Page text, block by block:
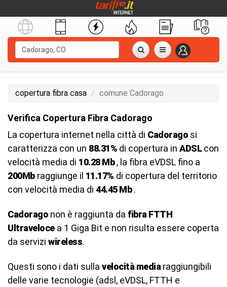
copertura fibra casa comune Cadorago
Verifica Copertura Fibra Cadorago
La copertura internet nella città di Cadorago si
caratterizza con un 88.31% di copertura in ADSLcon
velocità media di 10.28 Mb, la fibra eVDSL fino a
200Mbraggiunge il 11.17% di copertura del territorio
con velocità media di 44.45 Mb.
Cadorago non è raggiunta da fibra FTTH
Ultravelocea 1 Giga Bit e non risulta essere coperta
da servizi wireless.
Questi sono i dati sulla velocità media raggiungibili
delle varie tecnologie (adsl, eVDSL, FTTH e